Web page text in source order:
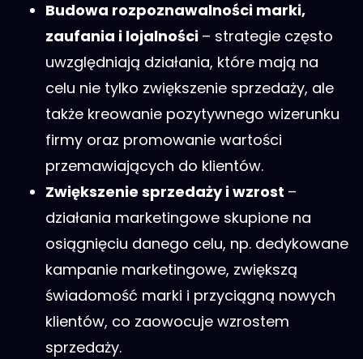
Budowa rozpoznawalności marki,
zaufania i lojalności – strategie często
uwzględniają działania, które mają na
celu nie tylko zwiększenie sprzedaży, ale
także kreowanie pozytywnego wizerunku
firmy oraz promowanie wartości
przemawiających do klientów.
Zwiększenie sprzedaży i wzrost –
działania marketingowe skupione na
osiągnięciu danego celu, np. dedykowane
kampanie marketingowe, zwiększą
świadomość marki i przyciągną nowych
klientów, co zaowocuje wzrostem
sprzedaży.